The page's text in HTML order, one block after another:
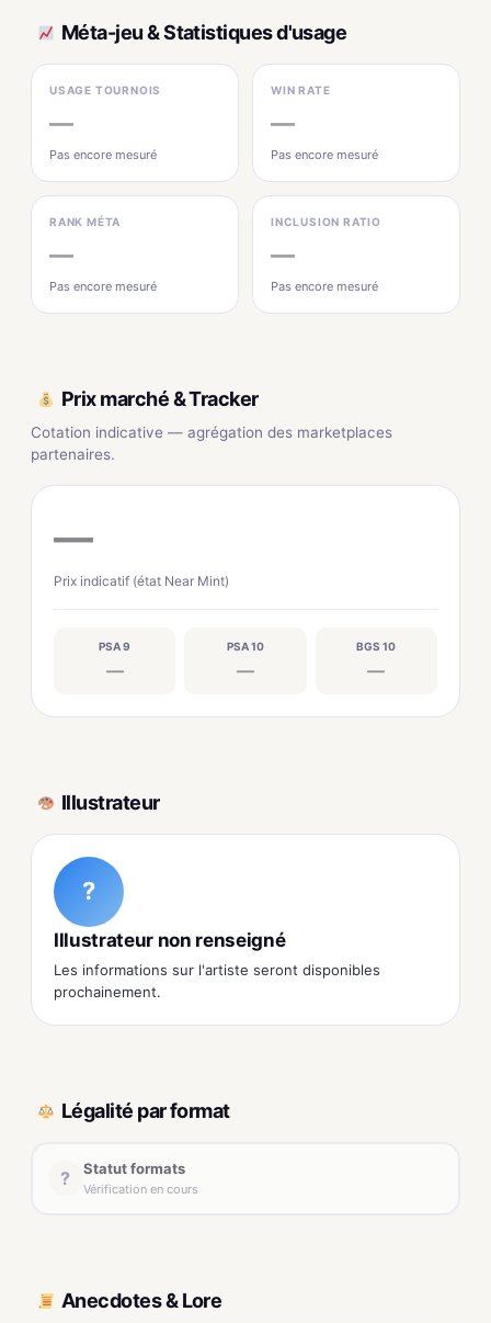
Méta-jeu & Statistiques d'usage
USAGE TOURNOIS
—
Pas encore mesuré
WIN RATE
—
Pas encore mesuré
RANK MÉTA
—
Pas encore mesuré
INCLUSION RATIO
—
Pas encore mesuré
Prix marché & Tracker
Cotation indicative — agrégation des marketplaces
partenaires.
—
Prix indicatif (état Near Mint)
PSA 9
—
PSA 10
—
BGS 10
—
Illustrateur
?
Illustrateur non renseigné
Les informations sur l'artiste seront disponibles
prochainement.
Légalité par format
? Statut formats
Vérification en cours
Anecdotes & Lore